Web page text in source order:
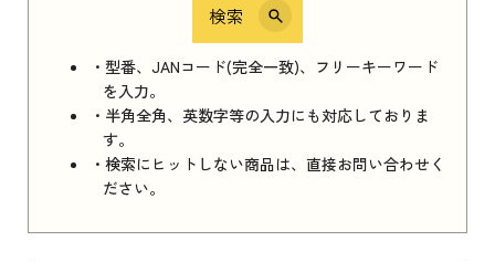
検索
・型番、JANコード(完全一致)、フリーキーワード
を入力。
・半角全角、英数字等の入力にも対応しておりま
す。
・検索にヒットしない商品は、直接お問い合わせく
ださい。
iPhone 16e シリーズ 2025
iPhone 16e シリーズ 2025 新品買取価格はこち
ら
iPad 11インチ 2025年春モデル
はこちら